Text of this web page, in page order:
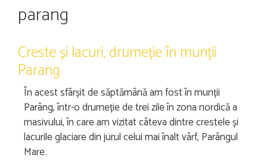
parang
Creste și lacuri, drumeție în munții
Parang
În acest sfârșit de săptămână am fost în munții
Parâng, într-o drumeție de trei zile în zona nordică a
masivului, în care am vizitat câteva dintre crestele și
lacurile glaciare din jurul celui mai înalt vârf, Parângul
Mare.